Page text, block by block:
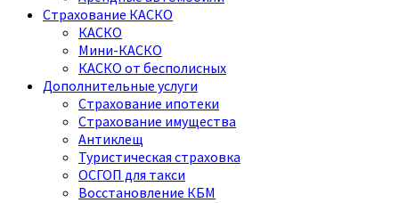
Страхование КАСКО
КАСКО
Мини-КАСКО
КАСКО от бесполисных
Дополнительные услуги
Страхование ипотеки
Страхование имущества
Антиклещ
Туристическая страховка
ОСГОП для такси
Восстановление КБМ